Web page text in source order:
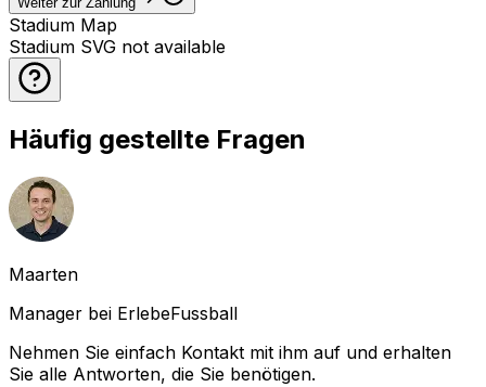
Stadium Map
Stadium SVG not available
Häufig gestellte Fragen
Maarten
Manager bei ErlebeFussball
Nehmen Sie einfach Kontakt mit ihm auf und erhalten
Sie alle Antworten, die Sie benötigen.